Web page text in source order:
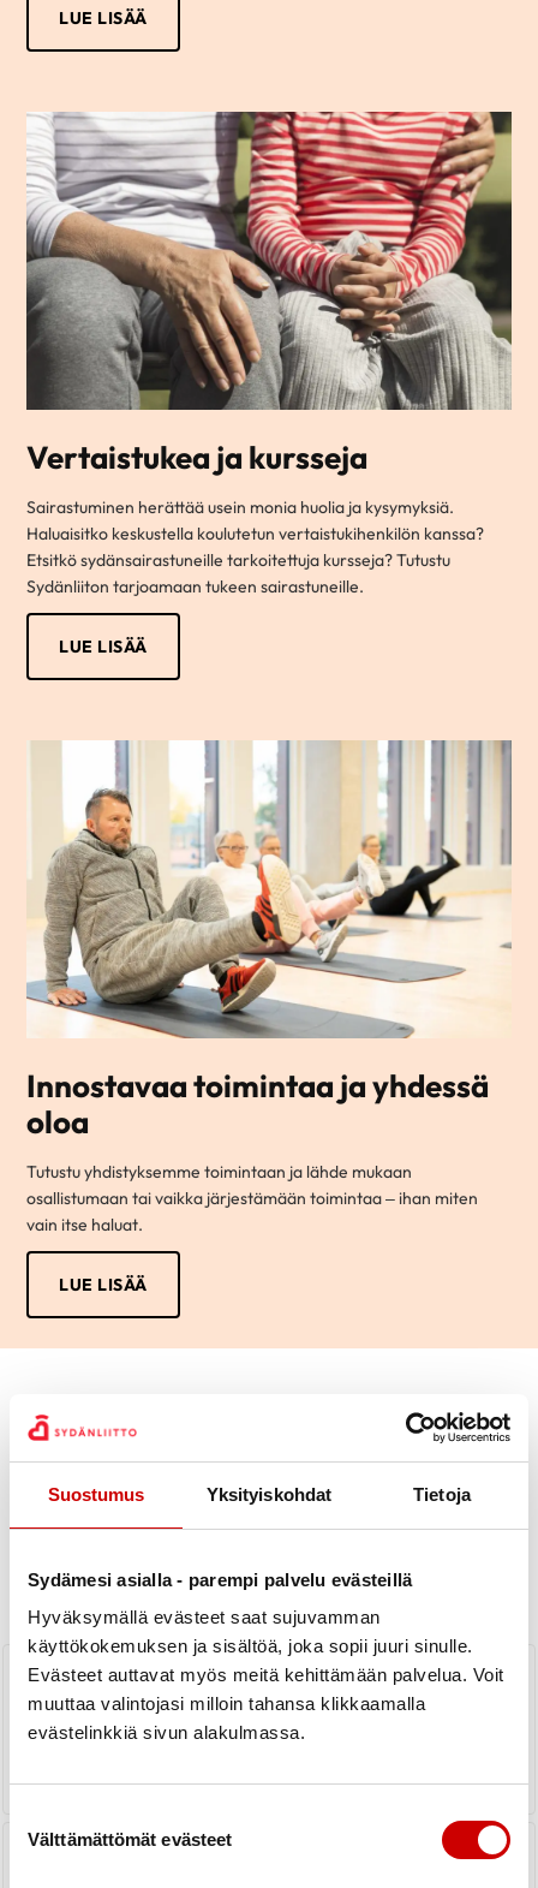
Suostumus Yksityiskohdat Tietoja
Sydämesi asialla - parempi palvelu evästeillä
Hyväksymällä evästeet saat sujuvamman
käyttökokemuksen ja sisältöä, joka sopii juuri sinulle.
Evästeet auttavat myös meitä kehittämään palvelua. Voit
muuttaa valintojasi milloin tahansa klikkaamalla
evästelinkkiä sivun alakulmassa.
Välttämättömät evästeet
LUE LISÄÄ
Vertaistukea ja kursseja
Sairastuminen herättää usein monia huolia ja kysymyksiä.
Haluaisitko keskustella koulutetun vertaistukihenkilön kanssa?
Etsitkö sydänsairastuneille tarkoitettuja kursseja? Tutustu
Sydänliiton tarjoamaan tukeen sairastuneille.
LUE LISÄÄ
Innostavaa toimintaa ja yhdessä
oloa
Tutustu yhdistyksemme toimintaan ja lähde mukaan
osallistumaan tai vaikka järjestämään toimintaa – ihan miten
vain itse haluat.
LUE LISÄÄ
Uutiset
Piiri KAIKKI UUTISET
Nokialla sydäntyötä jo 60-vuotta -
sydämellisesti onnea!
Jokaisella on oikeus ja velvollisuus